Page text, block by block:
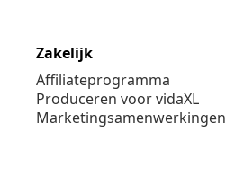
Zakelijk
Affiliateprogramma
Produceren voor vidaXL
Marketingsamenwerkingen